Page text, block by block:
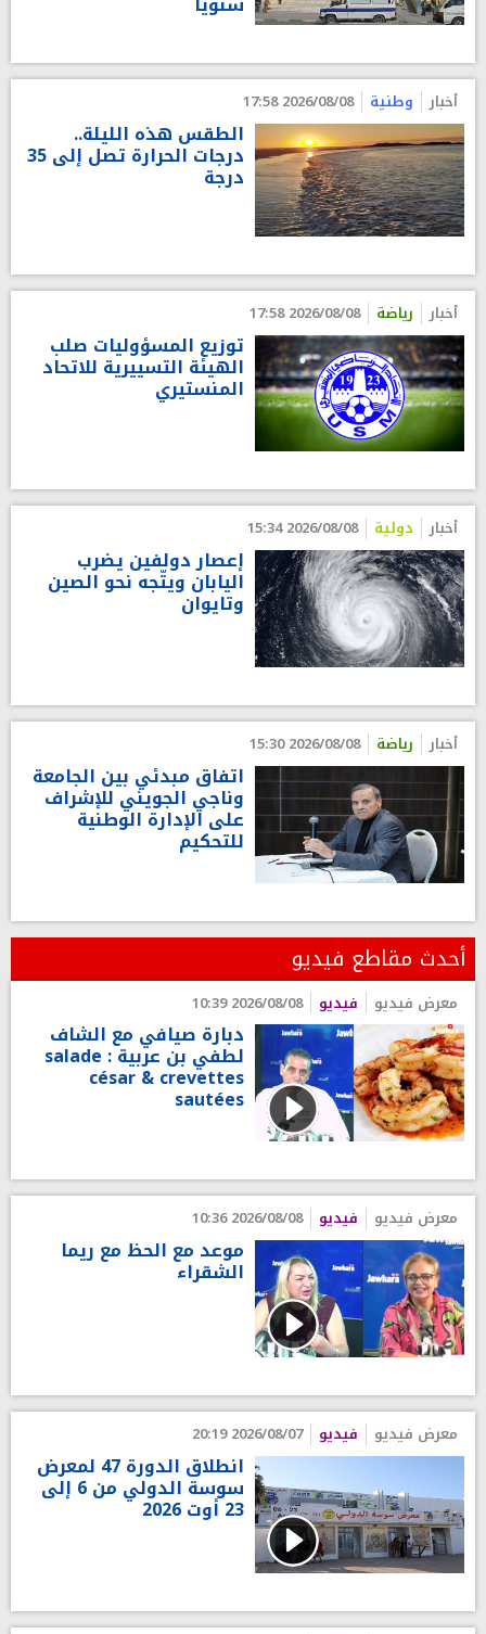
أخبار وطنية 2026/08/08 17:58
الطقس هذه الليلة..
درجات الحرارة تصل إلى 35
درجة
أخبار رياضة 2026/08/08 17:58
توزيع المسؤوليات صلب
الهيئة التسييرية للاتحاد
المنستيري
أخبار دولية 2026/08/08 15:34
إعصار دولفين يضرب
اليابان ويتّجه نحو الصين
وتايوان
أخبار رياضة 2026/08/08 15:30
اتفاق مبدئي بين الجامعة
وناجي الجويني للإشراف
على الإدارة الوطنية
للتحكيم
أحدث مقاطع فيديو
معرض فيديو فيديو 2026/08/08 10:39
دبارة صيافي مع الشاف
لطفي بن عربية : salade
césar & crevettes
sautées
معرض فيديو فيديو 2026/08/08 10:36
موعد مع الحظ مع ريما
الشقراء
معرض فيديو فيديو 2026/08/07 20:19
انطلاق الدورة 47 لمعرض
سوسة الدولي من 6 إلى
23 أوت 2026